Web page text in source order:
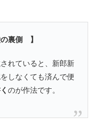
裏側 】
れていると、新郎新
しなくても済んで便
のが作法です。